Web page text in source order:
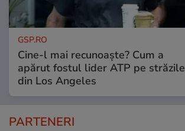
GSP.RO
Cine-l mai recunoaște? Cum a
apărut fostul lider ATP pe străzile
din Los Angeles
PARTENERI